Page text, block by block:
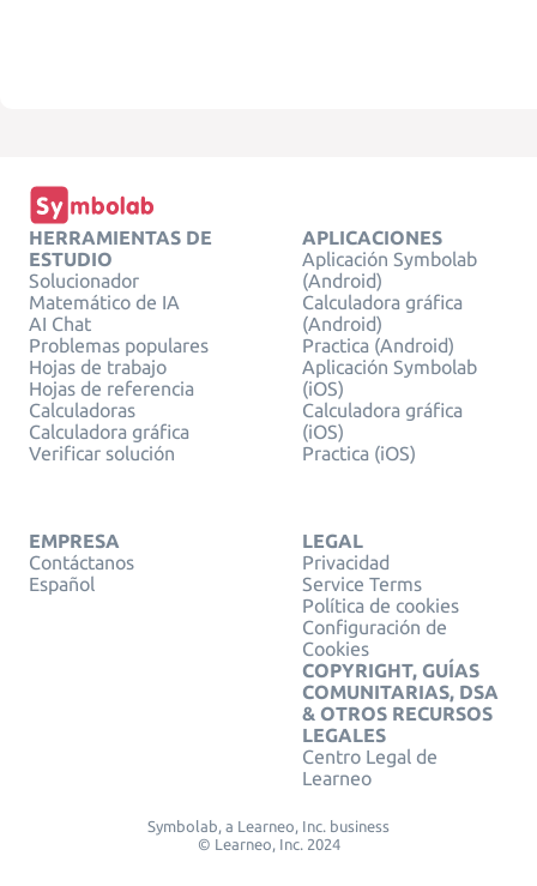
HERRAMIENTAS DE
ESTUDIO
Solucionador
Matemático de IA
AI Chat
Problemas populares
Hojas de trabajo
Hojas de referencia
Calculadoras
Calculadora gráfica
Verificar solución
APLICACIONES
Aplicación Symbolab
(Android)
Calculadora gráfica
(Android)
Practica (Android)
Aplicación Symbolab
(iOS)
Calculadora gráfica
(iOS)
Practica (iOS)
EMPRESA
Contáctanos
Español
LEGAL
Privacidad
Service Terms
Política de cookies
Configuración de
Cookies
COPYRIGHT, GUÍAS
COMUNITARIAS, DSA
& OTROS RECURSOS
LEGALES
Centro Legal de
Learneo
Symbolab, a Learneo, Inc. business
© Learneo, Inc. 2024